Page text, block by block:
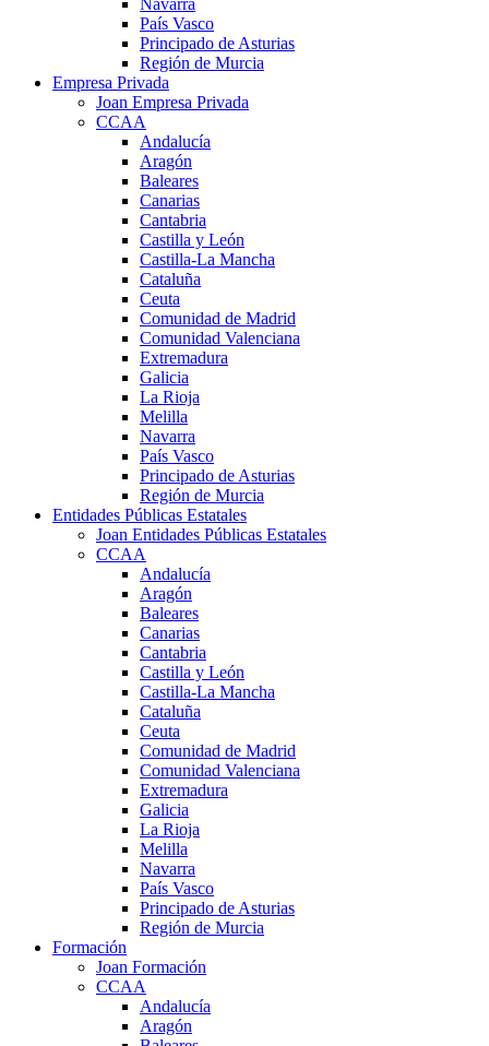
País Vasco
Principado de Asturias
Región de Murcia
Empresa Privada
Joan Empresa Privada
CCAA
Andalucía
Aragón
Baleares
Canarias
Cantabria
Castilla y León
Castilla-La Mancha
Cataluña
Ceuta
Comunidad de Madrid
Comunidad Valenciana
Extremadura
Galicia
La Rioja
Melilla
Navarra
País Vasco
Principado de Asturias
Región de Murcia
Entidades Públicas Estatales
Joan Entidades Públicas Estatales
CCAA
Andalucía
Aragón
Baleares
Canarias
Cantabria
Castilla y León
Castilla-La Mancha
Cataluña
Ceuta
Comunidad de Madrid
Comunidad Valenciana
Extremadura
Galicia
La Rioja
Melilla
Navarra
País Vasco
Principado de Asturias
Región de Murcia
Formación
Joan Formación
CCAA
Andalucía
Aragón